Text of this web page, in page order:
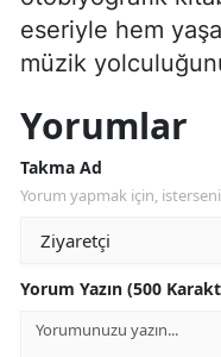
eseriyle hem
müzik
Yorumlar
Takma Ad
Yorum yapmak için,
Yorum Yazın (500